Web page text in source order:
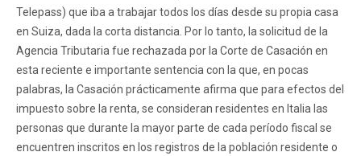
Telepass) que iba a trabajar todos los días desde su propia casa
en Suiza, dada la corta distancia. Por lo tanto, la solicitud de la
Agencia Tributaria fue rechazada por la Corte de Casación en
esta reciente e importante sentencia con la que, en pocas
palabras, la Casación prácticamente afirma que para efectos del
impuesto sobre la renta, se consideran residentes en Italia las
personas que durante la mayor parte de cada período fiscal se
encuentren inscritos en los registros de la población residente o